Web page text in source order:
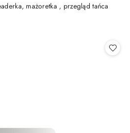
mażoretka , przegląd tańca